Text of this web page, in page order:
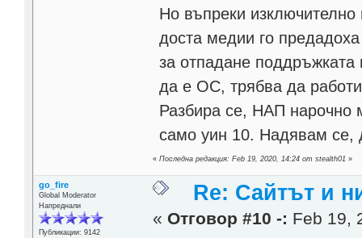
Но въпреки изключително
доста медии го
за отпадане поддръжката
да е ОС, трябва да
Разбира се, НАП нарочно
само уин 10. Надявам се,
«Последна редакция: Feb 19, 2020, 14:24 от stealth01 »
go_fire
Global Moderator
Напреднали
Публикации: 9142
Re: Сайтът и
« Отговор #10 -: Feb 19,